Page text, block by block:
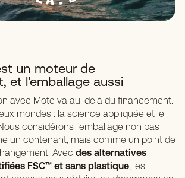
un moteur de
et l'emballage aussi
avec Mote va au-delà du financement.
mondes : la science appliquée et le
considérons l'emballage non pas
un contenant, mais comme un point de
Avec des alternatives
FSC™ et sans plastique, les